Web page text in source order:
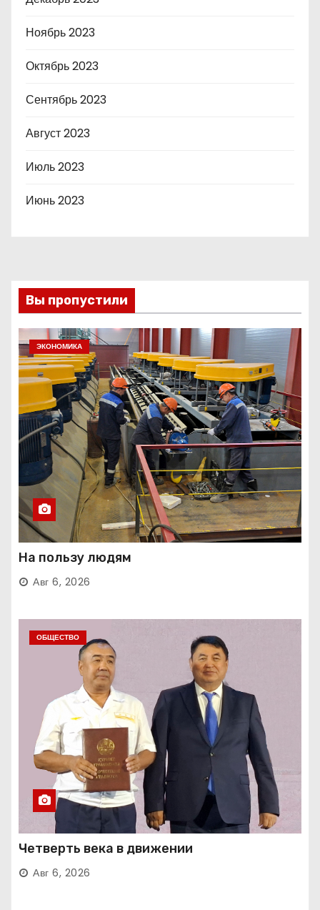
Ноябрь 2023
Октябрь 2023
Сентябрь 2023
Август 2023
Июль 2023
Июнь 2023
Вы пропустили
ЭКОНОМИКА
На пользу людям
Авг 6, 2026
ОБЩЕСТВО
Четверть века в движении
Авг 6, 2026